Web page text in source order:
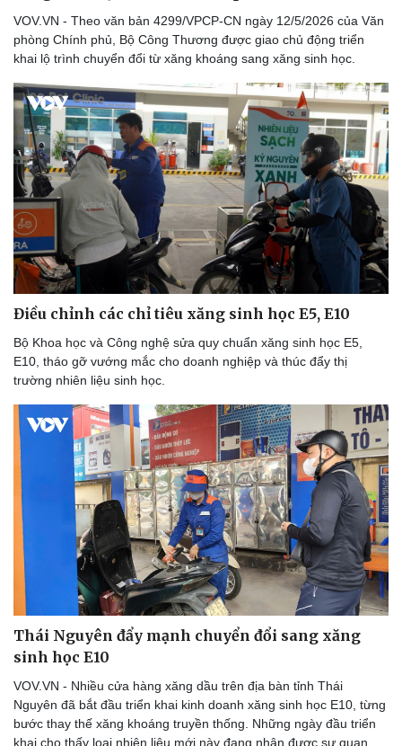
VOV.VN - Theo văn bản 4299/VPCP-CN ngày 12/5/2026 của Văn
phòng Chính phủ, Bộ Công Thương được giao chủ động triển
khai lộ trình chuyển đổi từ xăng khoáng sang xăng sinh học.
Điều chỉnh các chỉ tiêu xăng sinh học E5, E10
Bộ Khoa học và Công nghệ sửa quy chuẩn xăng sinh học E5,
E10, tháo gỡ vướng mắc cho doanh nghiệp và thúc đẩy thị
trường nhiên liệu sinh học.
Thái Nguyên đẩy mạnh chuyển đổi sang xăng
sinh học E10
VOV.VN - Nhiều cửa hàng xăng dầu trên địa bàn tỉnh Thái
Nguyên đã bắt đầu triển khai kinh doanh xăng sinh học E10, từng
bước thay thế xăng khoáng truyền thống. Những ngày đầu triển
khai cho thấy loại nhiên liệu mới này đang nhận được sự quan